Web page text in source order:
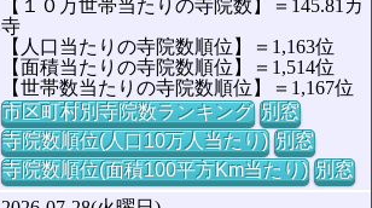
【１０万世帯当たりの寺院数】＝145.81カ
寺
【人口当たりの寺院数順位】＝1,163位
【面積当たりの寺院数順位】＝1,514位
【世帯数当たりの寺院数順位】＝1,167位
市区町村別寺院数ランキング 別窓
寺院数順位(人口10万人当たり) 別窓
寺院数順位(面積100平方Km当たり) 別窓